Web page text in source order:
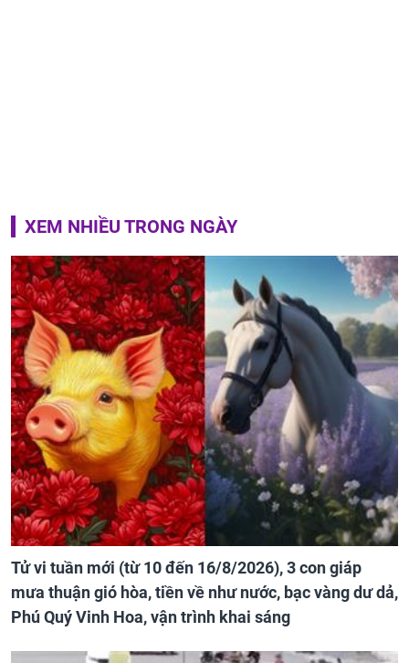
XEM NHIỀU TRONG NGÀY
Tử vi tuần mới (từ 10 đến 16/8/2026), 3 con giáp
mưa thuận gió hòa, tiền về như nước, bạc vàng dư dả,
Phú Quý Vinh Hoa, vận trình khai sáng